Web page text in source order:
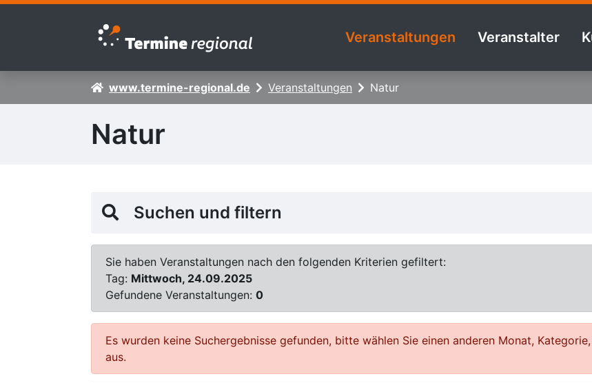
Zur Navigation springen
Zum Inhalt springen
Veranstaltungen Veranstalter
www.termine-regional.de Veranstaltungen Natur
Natur
Suchen und filtern
Sie haben Veranstaltungen nach den folgenden Kriterien gefiltert:
Tag: Mittwoch, 24.09.2025
Gefundene Veranstaltungen: 0
Es wurden keine Suchergebnisse gefunden, bitte wählen Sie einen anderen Monat,
aus.